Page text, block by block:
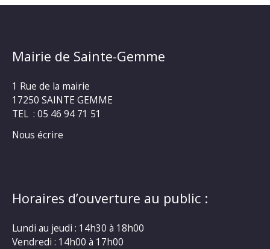
Mairie de Sainte-Gemme
1 Rue de la mairie
17250 SAINTE GEMME
TEL : 05 46 94 71 51
Nous écrire
Horaires d’ouverture au public :
Lundi au jeudi : 14h30 à 18h00
Vendredi : 14h00 à 17h00